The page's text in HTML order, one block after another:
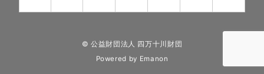
© 公益財団法人 四万十川財団
Powered by Emanon